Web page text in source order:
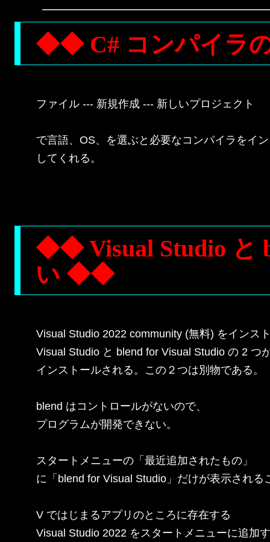
◆◆ C# コンパイラ
ファイル --- 新規作成 --- 新しいプロジェクト
で言語、OS、を選ぶと必要なコンパイラをイ
してくれる。
◆◆ Visual Studio と
い ◆◆
Visual Studio 2022 community (無料) をインス
Visual Studio と blend for Visual Studio の 2 つ
インストールされる。この２つは別物である。
blend はコントロールがないので、
プログラムが開発できない。
スタートメニューの「最近追加されたもの」
に「blend for Visual Studio」だけが表示される
V ではじまるアプリのところに存在する
Visual Studio 2022 をスタートメニューに追加